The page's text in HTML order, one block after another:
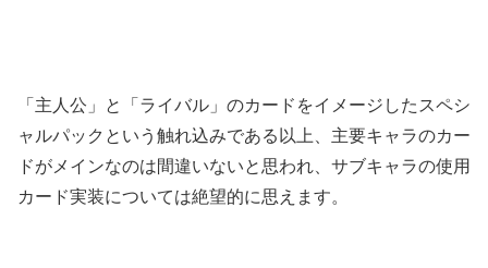
「主人公」と「ライバル」のカードをイメージしたスペシ
ャルパックという触れ込みである以上、主要キャラのカー
ドがメインなのは間違いないと思われ、サブキャラの使用
カード実装については絶望的に思えます。